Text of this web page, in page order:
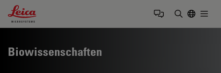
Leica Microsystems Logo
Biowissenschaften